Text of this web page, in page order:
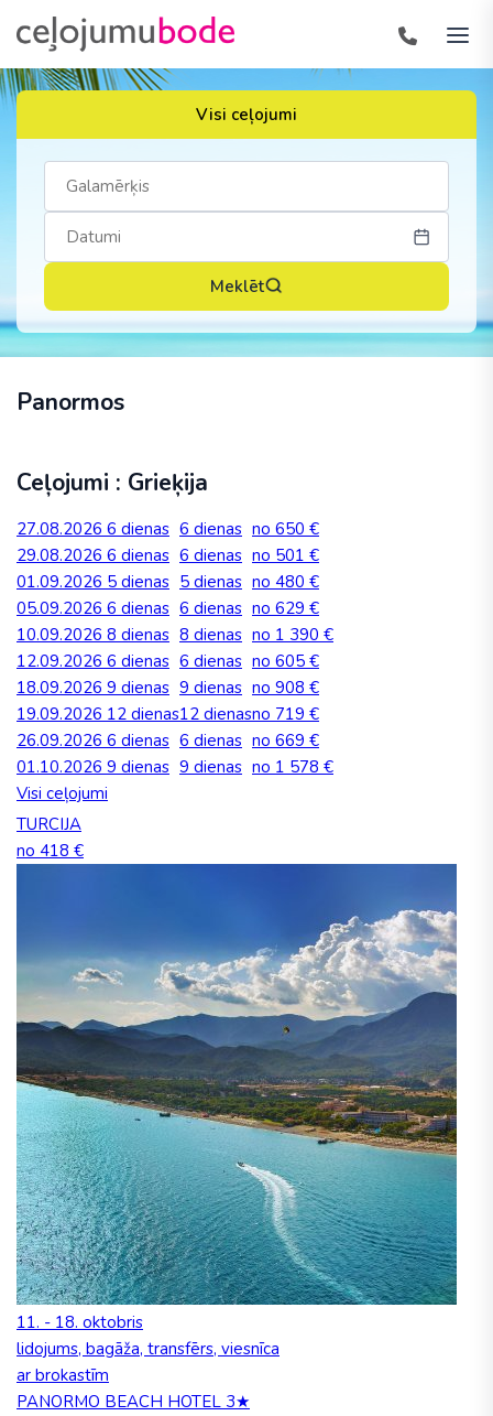
Visi ceļojumi
Meklēt
Panormos
Ceļojumi : Grieķija
27.08.2026 6 dienas 6 dienas no 650 €
29.08.2026 6 dienas 6 dienas no 501 €
01.09.2026 5 dienas 5 dienas no 480 €
05.09.2026 6 dienas 6 dienas no 629 €
10.09.2026 8 dienas 8 dienas no 1 390 €
12.09.2026 6 dienas 6 dienas no 605 €
18.09.2026 9 dienas 9 dienas no 908 €
19.09.2026 12 dienas12 dienasno 719 €
26.09.2026 6 dienas 6 dienas no 669 €
01.10.2026 9 dienas 9 dienas no 1 578 €
Visi ceļojumi
TURCIJA
no 418 €
11. - 18. oktobris
lidojums, bagāža, transfērs, viesnīca
ar brokastīm
PANORMO BEACH HOTEL 3★